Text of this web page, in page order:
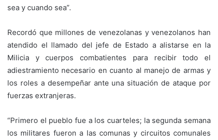
sea y cuando sea”.
Recordó que millones de venezolanas y venezolanos han
atendido el llamado del jefe de Estado a alistarse en la
Milicia y cuerpos combatientes para recibir todo el
adiestramiento necesario en cuanto al manejo de armas y
los roles a desempeñar ante una situación de ataque por
fuerzas extranjeras.
“Primero el pueblo fue a los cuarteles; la segunda semana
los militares fueron a las comunas y circuitos comunales